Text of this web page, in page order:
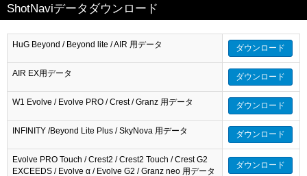
ShotNaviデータダウンロード
HuG Beyond / Beyond lite / AIR 用データ ダウンロード
AIR EX用データ ダウンロード
W1 Evolve / Evolve PRO / Crest / Granz 用データ ダウンロード
INFINITY /Beyond Lite Plus / SkyNova 用データ ダウンロード
Evolve PRO Touch / Crest2 / Crest2 Touch / Crest G2
EXCEEDS / Evolve α / Evolve G2 / Granz neo 用データ
ダウンロード